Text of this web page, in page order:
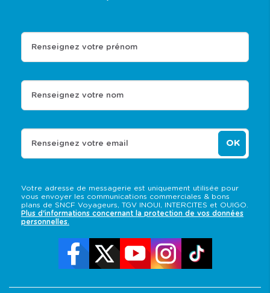
Votre adresse de messagerie est uniquement utilisée pour
vous envoyer les communications commerciales & bons
plans de SNCF Voyageurs, TGV INOUI, INTERCITES et OUIGO.
Plus d'informations concernant la protection de vos données
personnelles.
Renseignez votre prénom
Renseignez votre nom
Renseignez votre email OK